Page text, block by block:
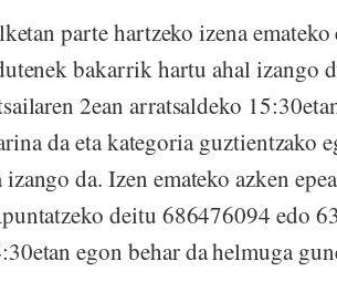
parte hartzeko izena emateko
bakarrik hartu ahal izango
2ean arratsaldeko
da eta kategoria guztientzako
da. Izen emateko azken
deitu 686476094 edo
egon behar da helmuga